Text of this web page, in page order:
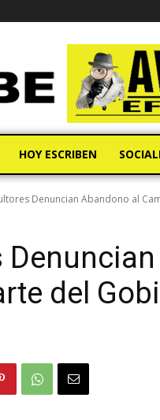
HOY ESCRIBEN
Denuncian Abandono al
del